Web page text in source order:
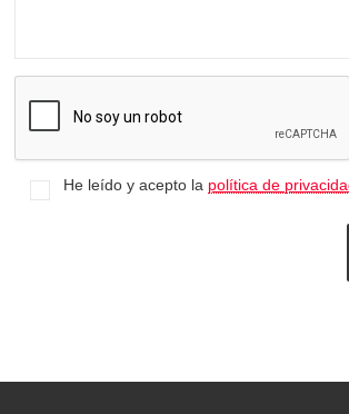
He leído y acepto la política de